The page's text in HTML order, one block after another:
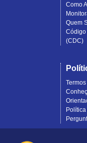
Como
Quem
Código
(CDC)